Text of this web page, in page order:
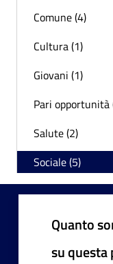
Comune (4)
Cultura (1)
Giovani (1)
Pari opportunità
Salute (2)
Sociale (5)
Quanto
su questa